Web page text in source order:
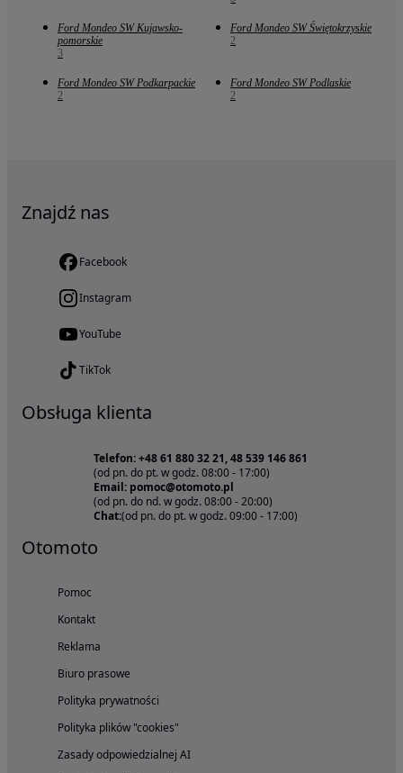
Ford Mondeo SW Kujawsko-
pomorskie
3
Ford Mondeo SW Świętokrzyskie
2
Ford Mondeo SW Podkarpackie
2
Ford Mondeo SW Podlaskie
2
Znajdź nas
Facebook
Instagram
YouTube
TikTok
Obsługa klienta
Telefon: +48 61 880 32 21, 48 539 146 861
(od pn. do pt. w godz. 08:00 - 17:00)
Email: pomoc@otomoto.pl
(od pn. do nd. w godz. 08:00 - 20:00)
Chat:(od pn. do pt. w godz. 09:00 - 17:00)
Otomoto
Pomoc
Kontakt
Reklama
Biuro prasowe
Polityka prywatności
Polityka plików "cookies"
Zasady odpowiedzialnej AI